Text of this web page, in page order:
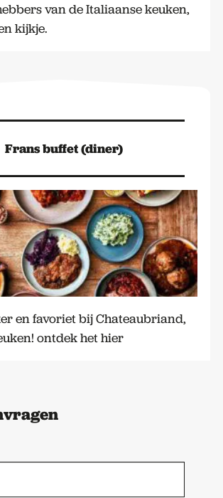
van de Italiaanse keuken,
kijkje.
Frans buffet (diner)
en favoriet bij Chateaubriand,
ontdek het hier